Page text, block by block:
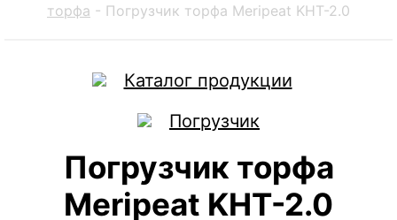
торфа - Погрузчик торфа Meripeat KHT-2.0
Каталог продукции
Погрузчик
Погрузчик торфа
Meripeat KHT-2.0